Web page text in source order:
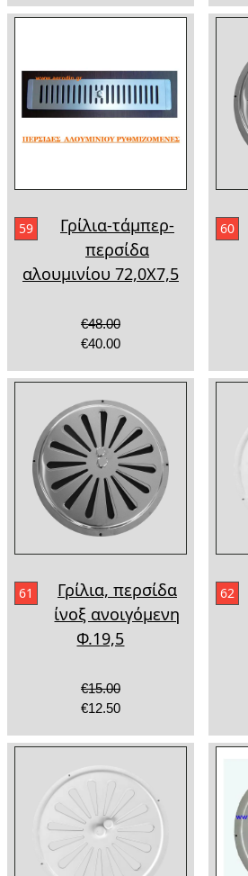
59
Γρίλια-τάμπερ-
περσίδα
αλουμινίου 72,0Χ7,5
€48.00
€40.00
60
61
Γρίλια, περσίδα
ίνοξ ανοιγόμενη
Φ.19,5
€15.00
€12.50
62